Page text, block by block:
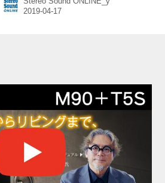
るか、そして本作が商業映画初作品となる高橋
浩監督らが登壇した。 本作では、実在するとし
かも、グループ卒業後初の主演作として出演で
きるということで、気合を入れて現場に臨...